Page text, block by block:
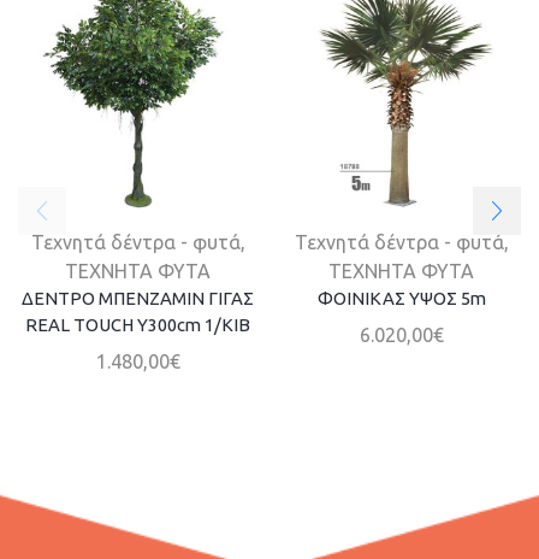
Τεχνητά δέντρα - φυτά,
ΤΕΧΝΗΤΑ ΦΥΤΑ
ΔΕΝΤΡΟ ΜΠΕΝΖΑΜΙΝ ΓΙΓΑΣ
REAL TOUCH Υ300cm 1/ΚΙΒ
1.480,00€
Τεχνητά δέντρα - φυτά,
ΤΕΧΝΗΤΑ ΦΥΤΑ
ΦΟΙΝΙΚΑΣ ΥΨΟΣ 5m
6.020,00€